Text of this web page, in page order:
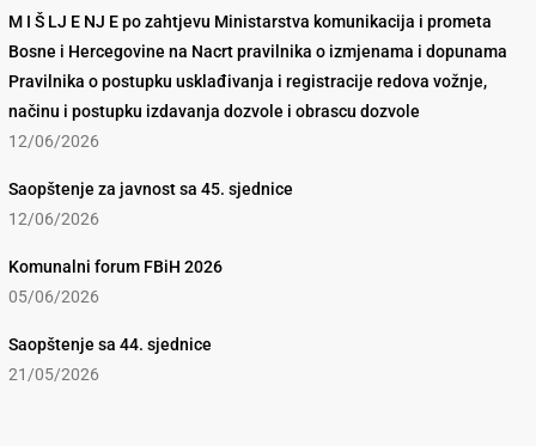
M I Š LJ E NJ E po zahtjevu Ministarstva komunikacija i prometa
Bosne i Hercegovine na Nacrt pravilnika o izmjenama i dopunama
Pravilnika o postupku usklađivanja i registracije redova vožnje,
načinu i postupku izdavanja dozvole i obrascu dozvole
12/06/2026
Saopštenje za javnost sa 45. sjednice
12/06/2026
Komunalni forum FBiH 2026
05/06/2026
Saopštenje sa 44. sjednice
21/05/2026